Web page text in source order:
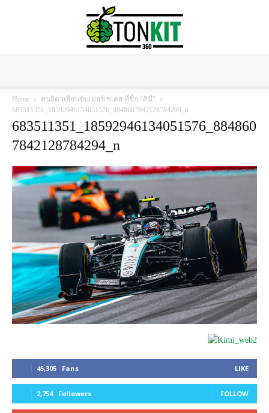
Home
คนอิตาเลียนขับเมอร์เซเดส ที่ชื่อ “คิมี”
683511351_18592946134051576_8848607842128784294_n
683511351_18592946134051576_884860
7842128784294_n
45,305 Fans LIKE
2,754 Followers FOLLOW